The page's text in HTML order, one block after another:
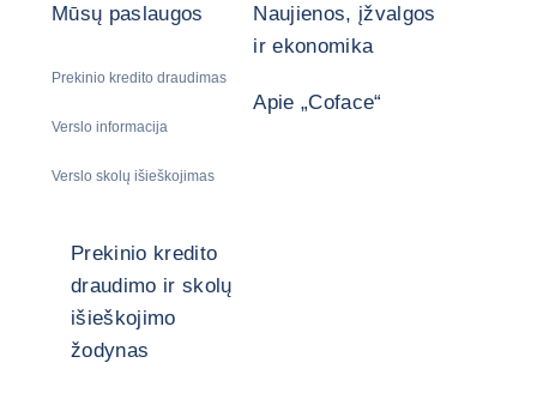
Mūsų paslaugos
Prekinio kredito draudimas
Verslo informacija
Verslo skolų išieškojimas
Naujienos, įžvalgos
ir ekonomika
Apie „Coface“
Prekinio kredito
draudimo ir skolų
išieškojimo
žodynas